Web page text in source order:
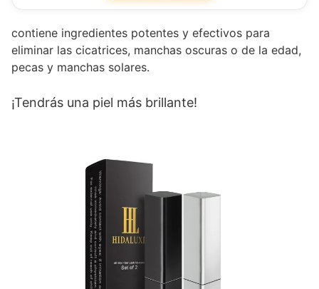
contiene ingredientes potentes y efectivos para
eliminar las cicatrices, manchas oscuras o de la edad,
pecas y manchas solares.
¡Tendrás una piel más brillante!